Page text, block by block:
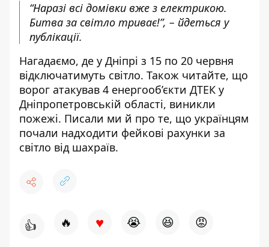
“Наразі всі домівки вже з електрикою.
Битва за світло триває!”, – йдеться у
публікації.
Нагадаємо, де у Дніпрі з 15 по 20 червня
відключатимуть світло. Також читайте, що
ворог атакував 4 енергооб’єкти ДТЕК у
Дніпропетровській області, виникли
пожежі. Писали ми й про те, що українцям
почали надходити фейкові рахунки за
світло від шахраїв.
👍 🔥 ♥ 😭 😆 😡